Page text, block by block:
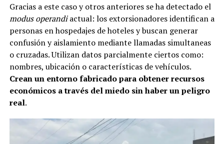
Gracias a este caso y otros anteriores se ha detectado el
modus operandiactual: los extorsionadores identifican a
personas en hospedajes de hoteles y buscan generar
confusión y aislamiento mediante llamadas simultaneas
o cruzadas. Utilizan datos parcialmente ciertos como:
nombres, ubicación o características de vehículos.
Crean un entorno fabricado para obtener recursos
económicos a través del miedo sin haber un peligro
real.